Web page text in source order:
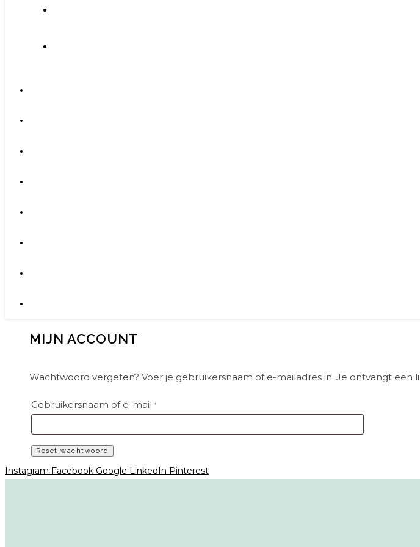
MIJN ACCOUNT
Wachtwoord vergeten? Voer je gebruikersnaam of e-mailadres in. Je ontvangt
Gebruikersnaam of e-mail *
Reset wachtwoord
Instagram Facebook Google LinkedIn Pinterest